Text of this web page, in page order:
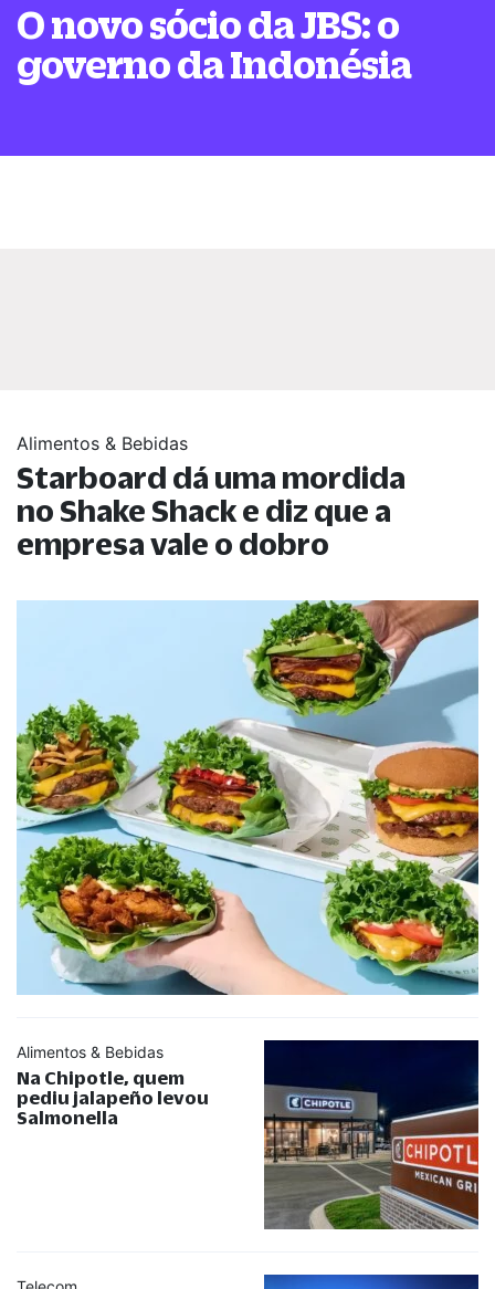
O novo sócio da JBS: o
governo da Indonésia
Alimentos & Bebidas
Starboard dá uma mordida
no Shake Shack e diz que a
empresa vale o dobro
Alimentos & Bebidas
Na Chipotle, quem
pediu jalapeño levou
Salmonella